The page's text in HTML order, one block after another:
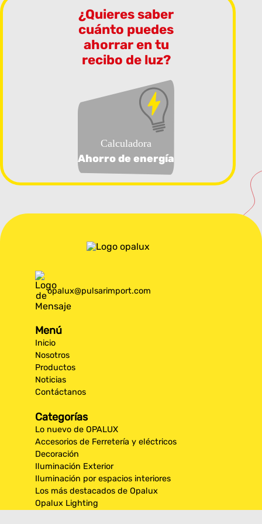
¿Quieres saber
cuánto puedes
ahorrar en tu
recibo de luz?
Calculadora
Ahorro de energía
opalux@pulsarimport.com
Menú
Inicio
Nosotros
Productos
Noticias
Contáctanos
Categorías
Lo nuevo de OPALUX
Accesorios de Ferretería y eléctricos
Decoración
Iluminación Exterior
Iluminación por espacios interiores
Los más destacados de Opalux
Opalux Lighting